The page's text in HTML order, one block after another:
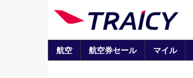
航空 航空券セール マイル